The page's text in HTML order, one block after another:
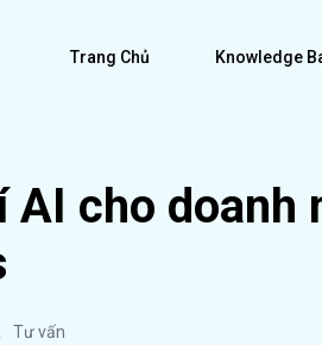
Trang Chủ Knowledge
cho doanh
Tư vấn